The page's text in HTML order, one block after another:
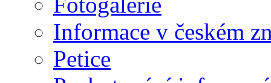
Informace v českém
Petice